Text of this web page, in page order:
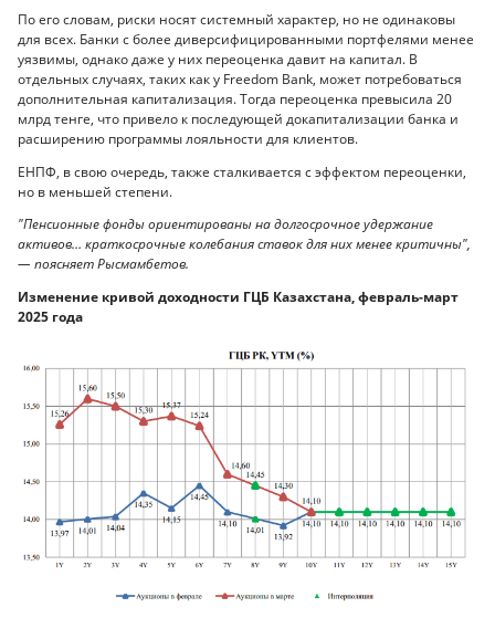
По его словам, риски носят системный характер, но не одинаковы
для всех. Банки с более диверсифицированными портфелями менее
уязвимы, однако даже у них переоценка давит на капитал. В
отдельных случаях, таких как у Freedom Bank, может потребоваться
дополнительная капитализация. Тогда переоценка превысила 20
млрд тенге, что привело к последующей докапитализации банка и
расширению программы лояльности для клиентов.
ЕНПФ, в свою очередь, также сталкивается с эффектом переоценки,
но в меньшей степени.
"Пенсионные фонды ориентированы на долгосрочное удержание
активов… краткосрочные колебания ставок для них менее критичны",
— поясняет Рысмамбетов.
Изменение кривой доходности ГЦБ Казахстана, февраль-март
2025 года